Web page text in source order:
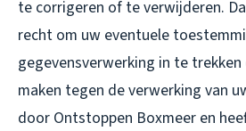
te corrigeren of te verwijderen.
recht om uw eventuele
gegevensverwerking in te
maken tegen de verwerking van
door Ontstoppen Boxmeer en